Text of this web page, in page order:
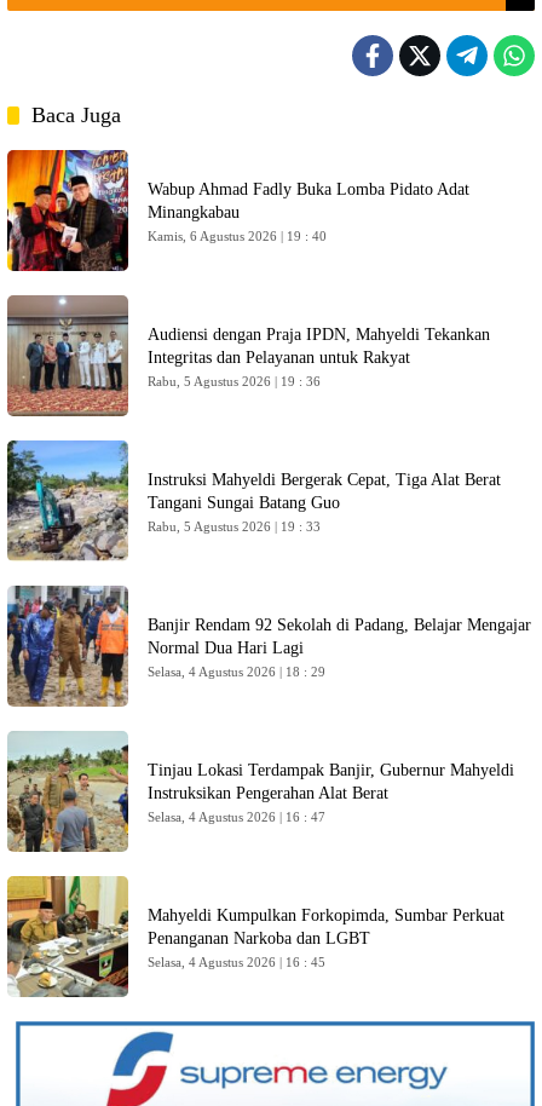
Baca Juga
Wabup Ahmad Fadly Buka Lomba Pidato Adat
Minangkabau
Kamis, 6 Agustus 2026 | 19 : 40
Audiensi dengan Praja IPDN, Mahyeldi Tekankan
Integritas dan Pelayanan untuk Rakyat
Rabu, 5 Agustus 2026 | 19 : 36
Instruksi Mahyeldi Bergerak Cepat, Tiga Alat Berat
Tangani Sungai Batang Guo
Rabu, 5 Agustus 2026 | 19 : 33
Banjir Rendam 92 Sekolah di Padang, Belajar Mengajar
Normal Dua Hari Lagi
Selasa, 4 Agustus 2026 | 18 : 29
Tinjau Lokasi Terdampak Banjir, Gubernur Mahyeldi
Instruksikan Pengerahan Alat Berat
Selasa, 4 Agustus 2026 | 16 : 47
Mahyeldi Kumpulkan Forkopimda, Sumbar Perkuat
Penanganan Narkoba dan LGBT
Selasa, 4 Agustus 2026 | 16 : 45